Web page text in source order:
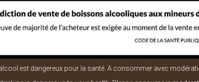
est dangereux pour la santé. A consommer avec